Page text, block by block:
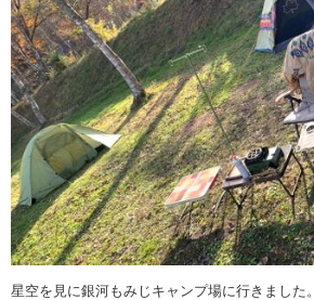
星空を見に銀河もみじキャンプ場に行きました。